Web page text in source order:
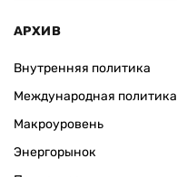
АРХИВ
Внутренняя политика
Международная политика
Макроуровень
Энергорынок